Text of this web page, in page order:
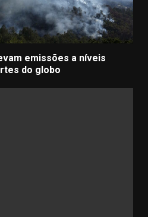
emissões a níveis
do globo